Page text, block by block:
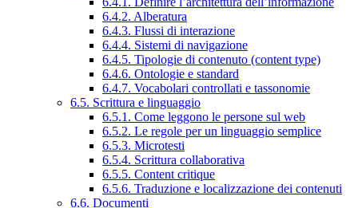
6.4.2. Alberatura
6.4.3. Flussi di interazione
6.4.4. Sistemi di navigazione
6.4.5. Tipologie di contenuto (content type)
6.4.6. Ontologie e standard
6.4.7. Vocabolari controllati e tassonomie
6.5. Scrittura e linguaggio
6.5.1. Come leggono le persone sul web
6.5.2. Le regole per un linguaggio semplice
6.5.3. Microtesti
6.5.4. Scrittura collaborativa
6.5.5. Content critique
6.5.6. Traduzione e localizzazione dei contenuti
6.6. Documenti